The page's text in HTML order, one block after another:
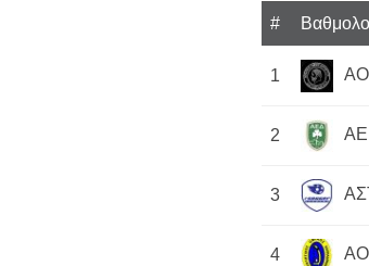
#
1
2 ΑΕ
3
4